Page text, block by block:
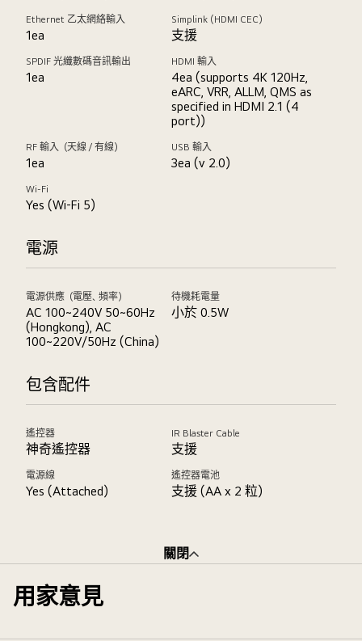
Ethernet 乙太網絡輸入
1ea
Simplink (HDMI CEC)
支援
SPDIF 光纖數碼音訊輸出
1ea
HDMI 輸入
4ea (supports 4K 120Hz,
eARC, VRR, ALLM, QMS as
specified in HDMI 2.1 (4
port))
RF 輸入（天線／有線）
1ea
USB 輸入
3ea (v 2.0)
Wi-Fi
Yes (Wi-Fi 5)
電源
電源供應（電壓、頻率）
AC 100~240V 50~60Hz
(Hongkong), AC
100~220V/50Hz (China)
待機耗電量
小於 0.5W
包含配件
遙控器
神奇遙控器
IR Blaster Cable
支援
電源線
Yes (Attached)
遙控器電池
支援 (AA x 2 粒)
關閉
用家意見